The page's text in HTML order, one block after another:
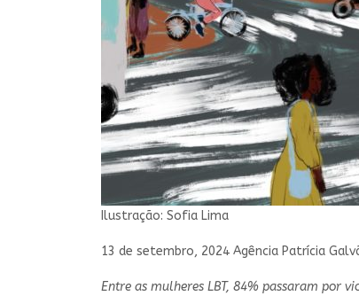
Ilustração: Sofia Lima
13 de setembro, 2024 Agência Patrícia
Entre as mulheres LBT, 84% passaram por